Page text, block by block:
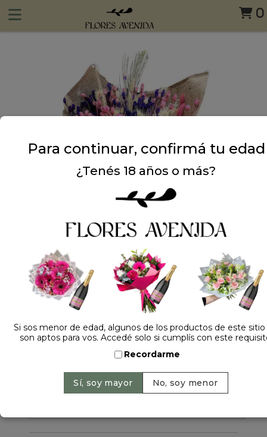
0
Dejá tu opinión
NOMBRE
Para continuar, confirmá tu edad
¿Tenés 18 años o más?
Si sos menor de edad, algunos de los productos de este
son aptos para vos. Accedé solo si cumplís con este
Recordarme